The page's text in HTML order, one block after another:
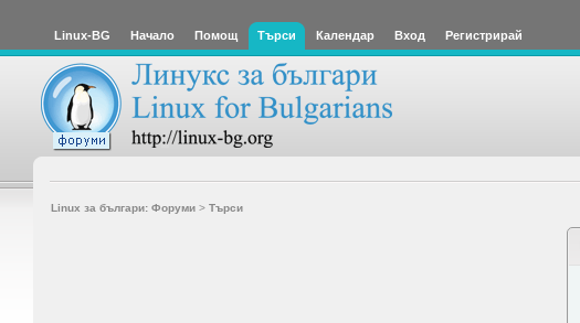
Linux-BG Начало Помощ Търси Календар Вход Регистрирай
Linux за българи: Форуми> Търси